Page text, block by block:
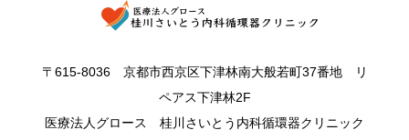
〒615-8036 京都市西京区下津林南大般若町37番地 リ
ペアス下津林2F
医療法人グロース 桂川さいとう内科循環器クリニック